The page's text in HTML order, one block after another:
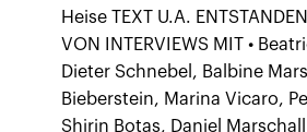
Heise TEXT U.A.
VON INTERVIEWS MIT •
Dieter Schnebel, Balbine
Bieberstein, Marina Vicaro,
Shirin Botas, Daniel